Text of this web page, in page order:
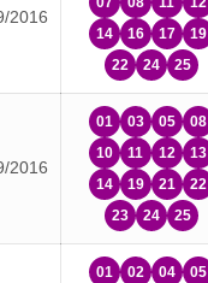
2016
14
16 17
19
22
24 25
2016
01 03 05
08
10
11 12
13
14
19 21
22
23
24 25
01 02 04
05